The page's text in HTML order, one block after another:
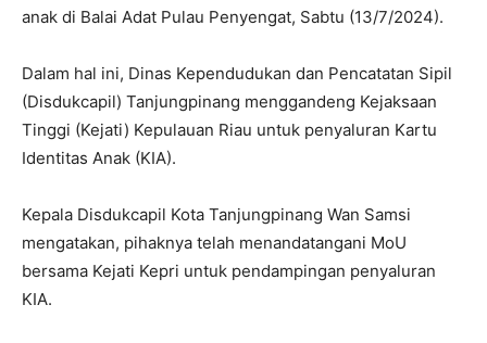
anak di Balai Adat Pulau Penyengat, Sabtu (13/7/2024).
Dalam hal ini, Dinas Kependudukan dan Pencatatan Sipil
(Disdukcapil) Tanjungpinang menggandeng Kejaksaan
Tinggi (Kejati) Kepulauan Riau untuk penyaluran Kartu
Identitas Anak (KIA).
Kepala Disdukcapil Kota Tanjungpinang Wan Samsi
mengatakan, pihaknya telah menandatangani MoU
bersama Kejati Kepri untuk pendampingan penyaluran
KIA.